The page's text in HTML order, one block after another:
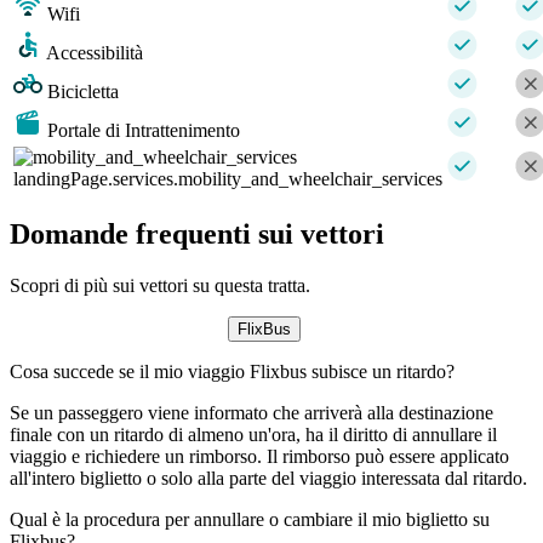
Wifi
Accessibilità
Bicicletta
Portale di Intrattenimento
landingPage.services.mobility_and_wheelchair_services
Domande frequenti sui vettori
Scopri di più sui vettori su questa tratta.
FlixBus
Cosa succede se il mio viaggio Flixbus subisce un ritardo?
Se un passeggero viene informato che arriverà alla destinazione
finale con un ritardo di almeno un'ora, ha il diritto di annullare il
viaggio e richiedere un rimborso. Il rimborso può essere applicato
all'intero biglietto o solo alla parte del viaggio interessata dal ritardo.
Qual è la procedura per annullare o cambiare il mio biglietto su